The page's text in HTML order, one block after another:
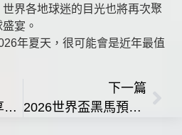
界各地球迷的目光也將再次聚
宴。
年夏天，很可能會是近年最值
TZ娛樂城攻略分享｜新手到進階玩家的實用技巧解析
下一篇
2026世界盃黑馬預測｜哪些球隊最有機會爆冷晉級淘汰賽？